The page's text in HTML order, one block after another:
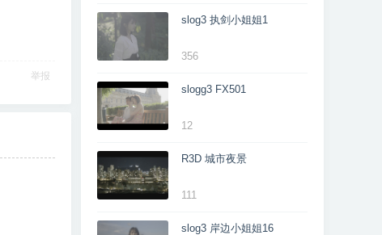
举报
slog3 执剑小姐姐1
356
slogg3 FX501
12
R3D 城市夜景
111
slog3 岸边小姐姐16